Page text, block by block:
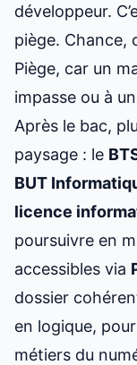
développeur.
piège. Chance,
Piège, car un
impasse ou à
Après le bac,
paysage : le
BUT
licence
poursuivre en
accessibles via
dossier
en logique,
métiers du